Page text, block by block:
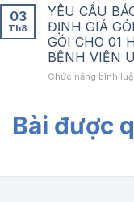
03
Th8
YÊU CẦU
ĐỊNH GIÁ
GÓI CHO 01
BỆNH VIỆN
Chức năng bình
Bài được